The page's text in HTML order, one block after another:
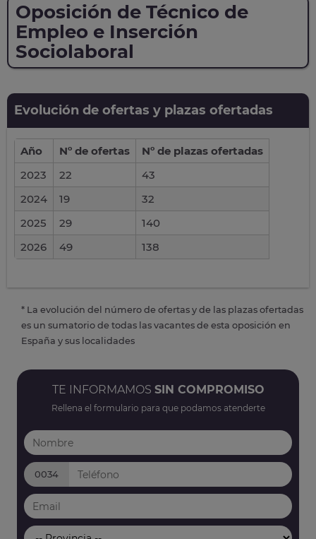
Oposición de Técnico de
Empleo e Inserción
Sociolaboral
Evolución de ofertas y plazas ofertadas
Año Nº de ofertas
Nº de plazas ofertadas
2023
22
43
2024
19
32
2025
29
140
2026
49 138
* La evolución del número de ofertas y de las plazas ofertadas
es un sumatorio de todas las vacantes de esta oposición en
España y sus localidades
TE INFORMAMOS SIN COMPROMISO
Rellena el formulario para que podamos atenderte
0034